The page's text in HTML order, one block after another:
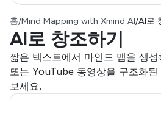
홈/Mind Mapping with Xmind AI /AI로
AI로 창조하기
짧은 텍스트에서 마인드 맵을 생
또는 YouTube 동영상을 구조화
보세요.